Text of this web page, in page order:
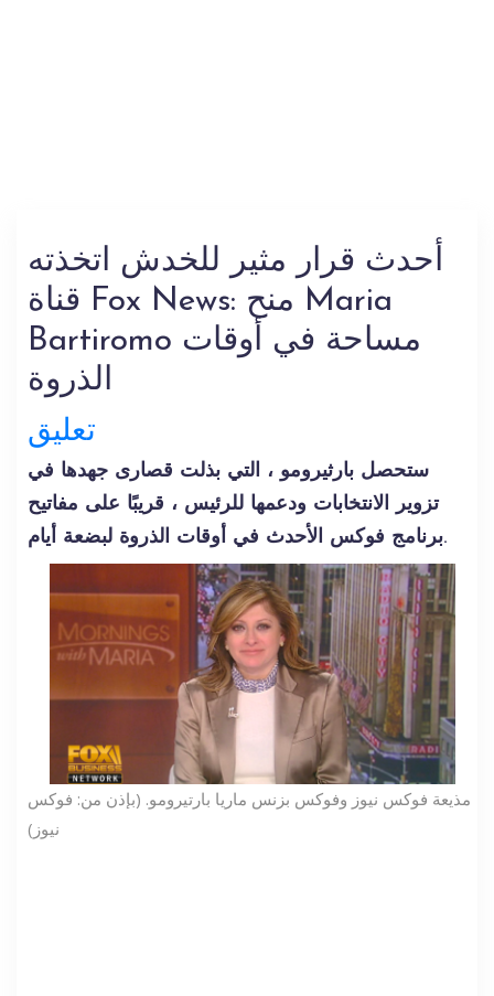
أحدث قرار مثير للخدش اتخذته
قناة Fox News: منح Maria
Bartiromo مساحة في أوقات
الذروة
تعليق
ستحصل بارثيرومو ، التي بذلت قصارى جهدها في
تزوير الانتخابات ودعمها للرئيس ، قريبًا على مفاتيح
برنامج فوكس الأحدث في أوقات الذروة لبضعة أيام.
مذيعة فوكس نيوز وفوكس بزنس ماريا بارتيرومو. (بإذن من: فوكس
نيوز)